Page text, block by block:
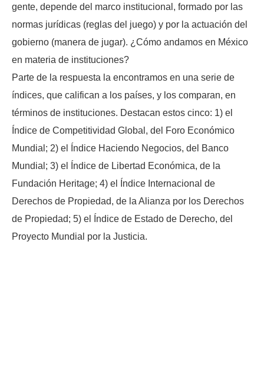
gente, depende del marco institucional, formado por las
normas jurídicas (reglas del juego) y por la actuación del
gobierno (manera de jugar). ¿Cómo andamos en México
en materia de instituciones?
Parte de la respuesta la encontramos en una serie de
índices, que califican a los países, y los comparan, en
términos de instituciones. Destacan estos cinco: 1) el
Índice de Competitividad Global, del Foro Económico
Mundial; 2) el Índice Haciendo Negocios, del Banco
Mundial; 3) el Índice de Libertad Económica, de la
Fundación Heritage; 4) el Índice Internacional de
Derechos de Propiedad, de la Alianza por los Derechos
de Propiedad; 5) el Índice de Estado de Derecho, del
Proyecto Mundial por la Justicia.